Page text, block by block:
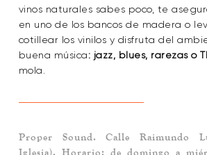
vinos naturales sabes poco, te
en uno de los bancos de madera o
cotillear los vinilos y disfruta del
buena música: jazz, blues, rarezas o
mola.
Proper Sound. Calle Raimundo
Iglesia). Horario: de domingo a